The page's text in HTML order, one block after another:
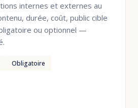
internes et externes au
durée, coût, public cible
ou optionnel —
Obligatoire